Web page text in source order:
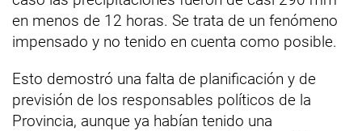
en menos de 12 horas. Se trata de un fenómeno
impensado y no tenido en cuenta como posible.
Esto demostró una falta de planificación y de
previsión de los responsables políticos de la
Provincia, aunque ya habían tenido una